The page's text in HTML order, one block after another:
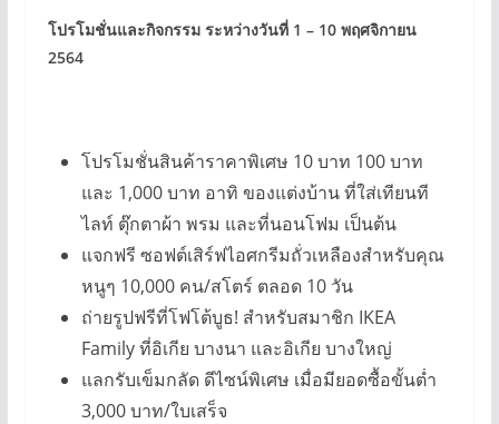
โปรโมชั่นและกิจกรรม ระหว่างวันที่ 1 – 10พฤศจิกายน
2564
โปรโมชั่นสินค้าราคาพิเศษ 10 บาท 100 บาท
และ 1,000 บาท อาทิ ของแต่งบ้าน ที่ใส่เทียนที
ไลท์ ตุ๊กตาผ้า พรม และที่นอนโฟม เป็นต้น
แจกฟรี ซอฟต์เสิร์ฟไอศกรีมถั่วเหลืองสำหรับคุณ
หนูๆ 10,000 คน/สโตร์ ตลอด 10 วัน
ถ่ายรูปฟรีที่โฟโต้บูธ! สำหรับสมาชิก IKEA
Family ที่อิเกีย บางนา และอิเกีย บางใหญ่
แลกรับเข็มกลัด ดีไซน์พิเศษ เมื่อมียอดซื้อขั้นต่ำ
3,000 บาท/ใบเสร็จ